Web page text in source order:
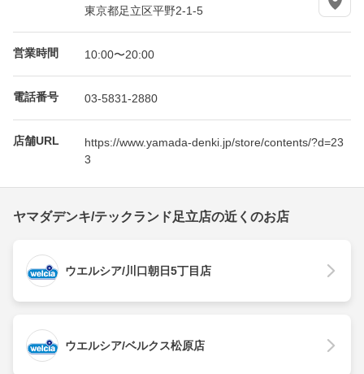
東京都足立区平野2-1-5
営業時間 10:00〜20:00
電話番号 03-5831-2880
店舗URL
https://www.yamada-denki.jp/store/contents/?d=23
3
ヤマダデンキ/テックランド足立店の近くのお店
ウエルシア/川口朝日5丁目店
ウエルシア/ベルクス松原店